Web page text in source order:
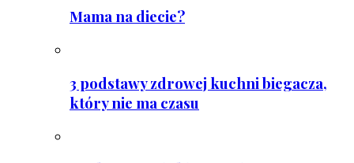
Mama na diecie?
3 podstawy zdrowej kuchni biegacza,
który nie ma czasu